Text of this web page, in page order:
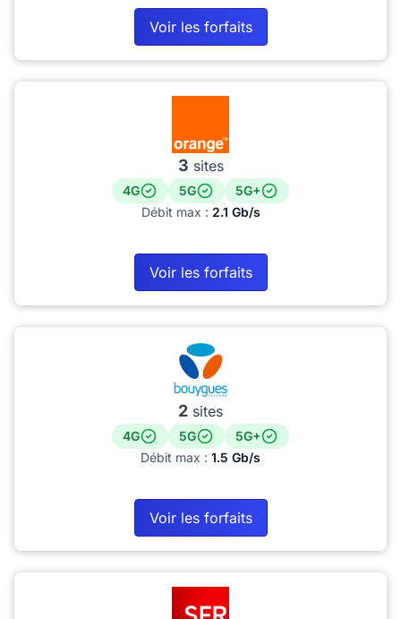
Voir les forfaits
3 sites
4G 5G
5G+
Débit max : 2.1 Gb/s
Voir les forfaits
2 sites
4G 5G
5G+
Débit max : 1.5 Gb/s
Voir les forfaits